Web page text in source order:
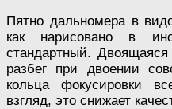
Пятно дальномера в
как нарисовано в
стандартный. Двоящаяся
разбег при двоении
кольца фокусировки
взгляд, это снижает